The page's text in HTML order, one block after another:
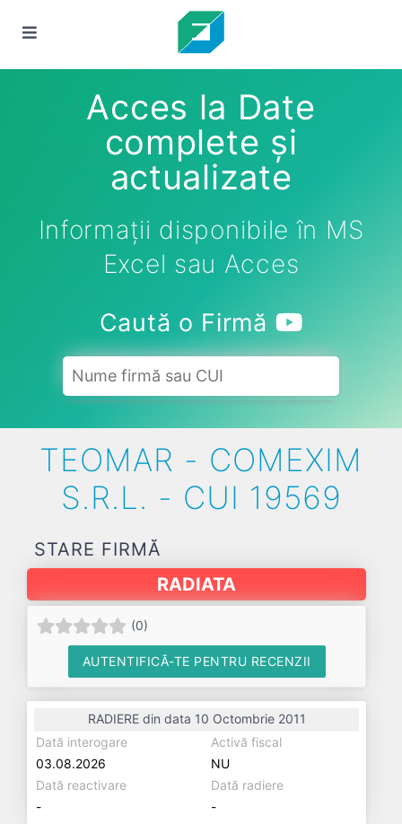
Acces la Date
complete și
actualizate
Informații disponibile în MS
Excel sau Acces
Caută o Firmă
TEOMAR - COMEXIM
S.R.L. - CUI 19569
STARE FIRMĂ
RADIATA
(0)
AUTENTIFICĂ-TE PENTRU RECENZII
RADIERE din data 10 Octombrie 2011
Dată interogare
03.08.2026
Activă fiscal
NU
Dată reactivare
-
Dată radiere
-